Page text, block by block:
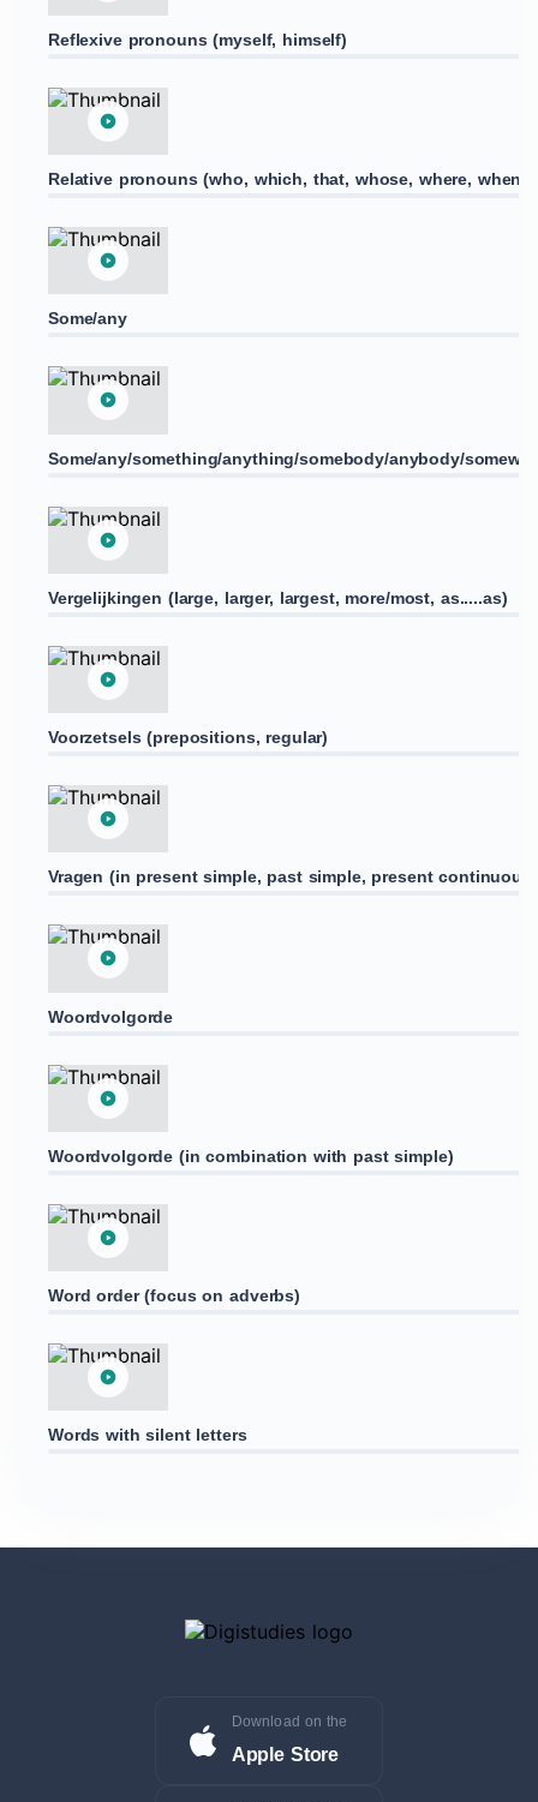
Reflexive pronouns (myself, himself)
Relative pronouns (who, which, that, whose, where, when)
Some/any
Some/any/something/anything/somebody/anybody/
Vergelijkingen (large, larger, largest, more/most, as.....as)
Voorzetsels (prepositions, regular)
Vragen (in present simple, past simple, present
Woordvolgorde
Woordvolgorde (in combination with past simple)
Word order (focus on adverbs)
Words with silent letters
Download on the
Apple Store